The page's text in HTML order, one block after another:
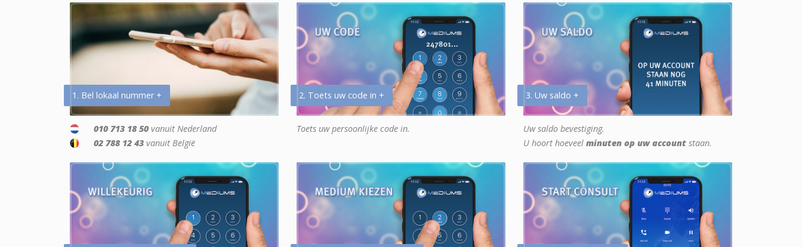
1. Bel lokaal nummer +
010 713 18 50 vanuit Nederland
02 788 12 43 vanuit België
2. Toets uw code in +
Toets uw persoonlijke code in.
3. Uw saldo +
Uw saldo bevestiging.
U hoort hoeveel minuten op uw account staan.